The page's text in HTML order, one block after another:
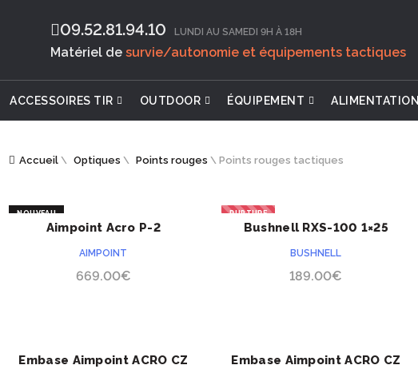
09.52.81.94.10‬ LUNDI AU SAMEDI 9H À 18H
Matériel de survie/autonomie et équipements tactiques
ACCESSOIRES TIR OUTDOOR ÉQUIPEMENT ALIMENTATION
Accueil \ Optiques \ Points rouges \Points rouges tactiques
NOUVEAU
ACHETER
Aimpoint Acro P-2
AIMPOINT
669.00€
RUPTURE
ACHETER
Bushnell RXS-100 1×25
BUSHNELL
189.00€
ACHETER
Embase Aimpoint ACRO CZ
ACHETER
Embase Aimpoint ACRO CZ